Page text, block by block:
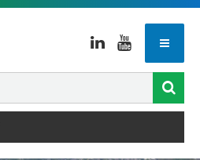
LinkedinYoutube